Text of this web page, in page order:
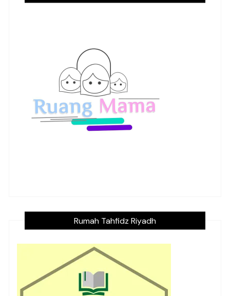
Rumah Tahfidz Riyadh